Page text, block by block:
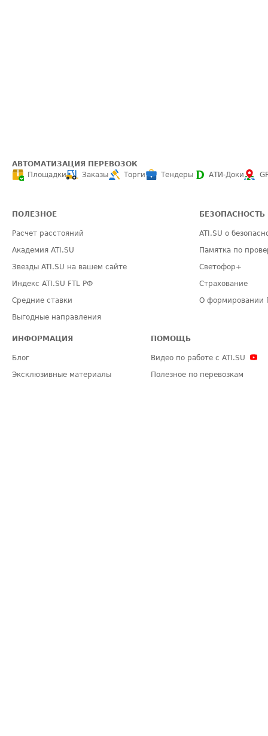
АВТОМАТИЗАЦИЯ ПЕРЕВОЗОК
Площадки
Заказы Торги Тендеры АТИ-Доки
ПОЛЕЗНОЕ
Расчет расстояний
Академия ATI.SU
Звезды ATI.SU на вашем сайте
Индекс ATI.SU FTL РФ
Средние ставки
Выгодные направления
БЕЗОПАСНОСТЬ
ATI.SU о
Памятка по
Светофор+
Страхование
О формировании
ИНФОРМАЦИЯ
Блог
Эксклюзивные материалы
ПОМОЩЬ
Видео по работе с ATI.SU
Полезное по перевозкам